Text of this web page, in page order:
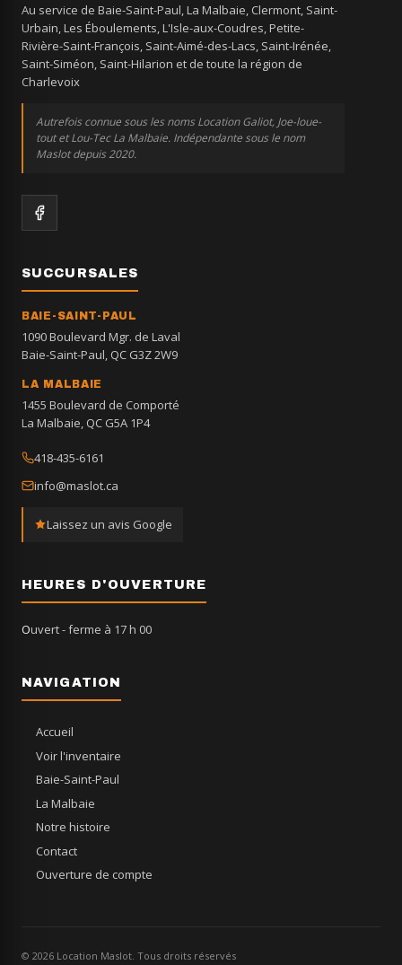
Au service de Baie-Saint-Paul, La Malbaie, Clermont, Saint-
Urbain, Les Éboulements, L'Isle-aux-Coudres, Petite-
Rivière-Saint-François, Saint-Aimé-des-Lacs, Saint-Irénée,
Saint-Siméon, Saint-Hilarion et de toute la région de
Charlevoix
Autrefois connue sous les noms Location Galiot, Joe-loue-
tout et Lou-Tec La Malbaie. Indépendante sous le nom
Maslot depuis 2020.
SUCCURSALES
BAIE-SAINT-PAUL
1090 Boulevard Mgr. de Laval
Baie-Saint-Paul, QC G3Z 2W9
LA MALBAIE
1455 Boulevard de Comporté
La Malbaie, QC G5A 1P4
418-435-6161
info@maslot.ca
Laissez un avis Google
HEURES D'OUVERTURE
Ouvert- ferme à 17 h 00
NAVIGATION
Accueil
Voir l'inventaire
Baie-Saint-Paul
La Malbaie
Notre histoire
Contact
Ouverture de compte
© 2026 Location Maslot. Tous droits réservés